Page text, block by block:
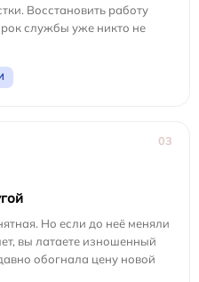
Восстановить работу
службы уже никто не
03
Но если до неё меняли
вы латаете изношенный
обогнала цену новой